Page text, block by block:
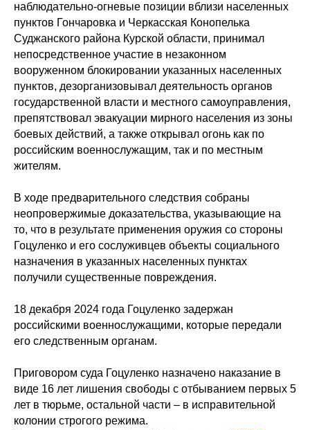
наблюдательно-огневые позиции вблизи населенных
пунктов Гончаровка и Черкасская Конопелька
Суджанского района Курской области, принимал
непосредственное участие в незаконном
вооруженном блокировании указанных населенных
пунктов, дезорганизовывал деятельность органов
государственной власти и местного самоуправления,
препятствовал эвакуации мирного населения из зоны
боевых действий, а также открывал огонь как по
российским военнослужащим, так и по местным
жителям.
В ходе предварительного следствия собраны
неопровержимые доказательства, указывающие на
то, что в результате применения оружия со стороны
Гоцуленко и его сослуживцев объекты социального
назначения в указанных населенных пунктах
получили существенные повреждения.
18 декабря 2024 года Гоцуленко задержан
российскими военнослужащими, которые передали
его следственным органам.
Приговором суда Гоцуленко назначено наказание в
виде 16 лет лишения свободы с отбыванием первых 5
лет в тюрьме, остальной части – в исправительной
колонии строгого режима.